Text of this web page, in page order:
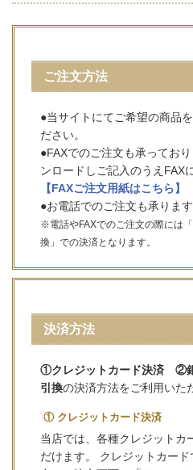
ご注文方法
●当サイトにてご希望の商品
ださい。
●FAXでのご注文も承ってお
ンロードしご記入のうえ
【FAXご注文用紙はこちら】
●お電話でのご注文も承ります
※電話やFAXでのご注文の際には
換」での決済となります。
決済方法
①クレジットカード決済 ②
引換の決済方法をご利用いた
① クレジットカード決済
当店では、各種クレジットカ
だけます。 クレジットカー